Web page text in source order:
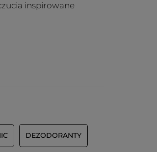
inspirowane
DEZODORANTY